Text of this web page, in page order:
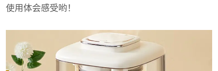
使用体会感受哟！